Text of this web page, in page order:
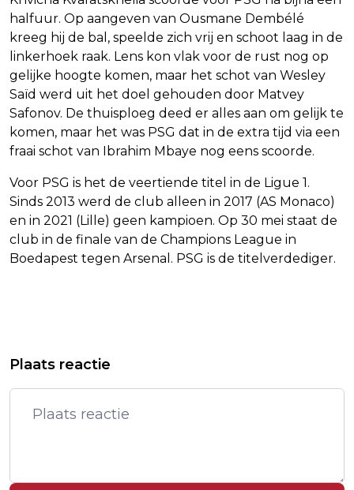
halfuur. Op aangeven van Ousmane Dembélé
kreeg hij de bal, speelde zich vrij en schoot laag in de
linkerhoek raak. Lens kon vlak voor de rust nog op
gelijke hoogte komen, maar het schot van Wesley
Saïd werd uit het doel gehouden door Matvey
Safonov. De thuisploeg deed er alles aan om gelijk te
komen, maar het was PSG dat in de extra tijd via een
fraai schot van Ibrahim Mbaye nog eens scoorde.
Voor PSG is het de veertiende titel in de Ligue 1.
Sinds 2013 werd de club alleen in 2017 (AS Monaco)
en in 2021 (Lille) geen kampioen. Op 30 mei staat de
club in de finale van de Champions League in
Boedapest tegen Arsenal. PSG is de titelverdediger.
IN HET SPOOR VAN ARSENAL
NETFLIX WERKT AAN WERELDWIJDE
CONCERTTOUR ROND KPOP DEMON
HUNTERS
Plaats reactie